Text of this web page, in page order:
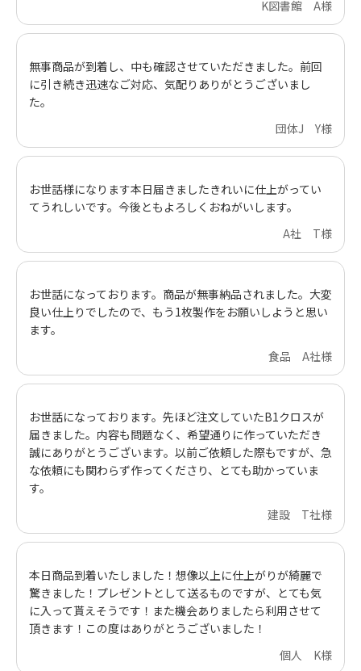
K図書館 A様
無事商品が到着し、中も確認させていただきました。前回
に引き続き迅速なご対応、気配りありがとうございまし
た。
団体J Y様
お世話様になります本日届きましたきれいに仕上がってい
てうれしいです。今後ともよろしくおねがいします。
A社 T様
お世話になっております。商品が無事納品されました。大変
良い仕上りでしたので、もう1枚製作をお願いしようと思い
ます。
食品 A社様
お世話になっております。先ほど注文していたB1クロスが
届きました。内容も問題なく、希望通りに作っていただき
誠にありがとうございます。以前ご依頼した際もですが、急
な依頼にも関わらず作ってくださり、とても助かっていま
す。
建設 T社様
本日商品到着いたしました！想像以上に仕上がりが綺麗で
驚きました！プレゼントとして送るものですが、とても気
に入って貰えそうです！また機会ありましたら利用させて
頂きます！この度はありがとうございました！
個人 K様